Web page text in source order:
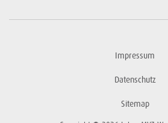
Impressum
Datenschutz
Sitemap